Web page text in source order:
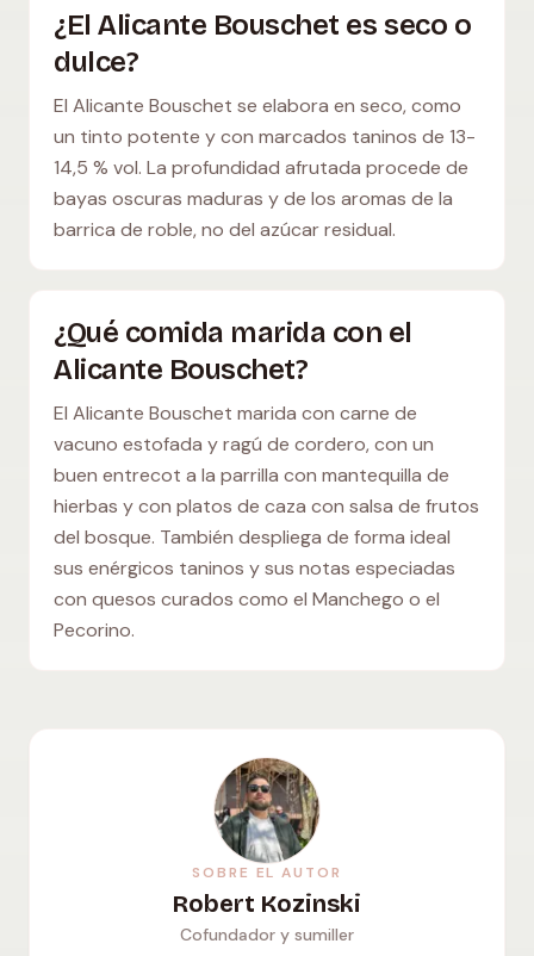
¿El Alicante Bouschet es seco o
dulce?
El Alicante Bouschet se elabora en seco, como
un tinto potente y con marcados taninos de 13-
14,5 % vol. La profundidad afrutada procede de
bayas oscuras maduras y de los aromas de la
barrica de roble, no del azúcar residual.
¿Qué comida marida con el
Alicante Bouschet?
El Alicante Bouschet marida con carne de
vacuno estofada y ragú de cordero, con un
buen entrecot a la parrilla con mantequilla de
hierbas y con platos de caza con salsa de frutos
del bosque. También despliega de forma ideal
sus enérgicos taninos y sus notas especiadas
con quesos curados como el Manchego o el
Pecorino.
SOBRE EL AUTOR
Robert Kozinski
Cofundador y sumiller